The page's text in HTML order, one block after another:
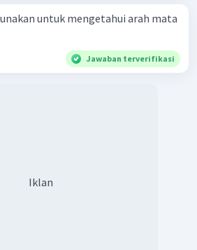
untuk mengetahui arah mata
Jawaban terverifikasi
Iklan